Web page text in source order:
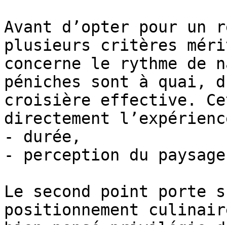
Avant d’opter pour un
plusieurs critères
concerne le rythme de
péniches sont à quai,
croisière effective.
directement
- durée,
- perception du
Le second point
positionnement